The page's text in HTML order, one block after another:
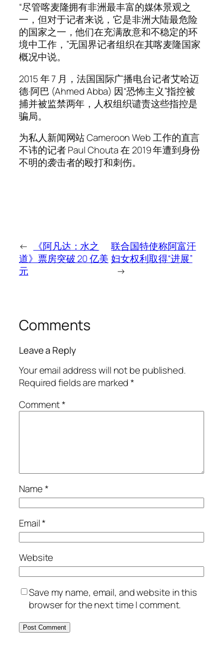
“尽管喀麦隆拥有非洲最丰富的媒体景观之
一，但对于记者来说，它是非洲大陆最危险
的国家之一，他们在充满敌意和不稳定的环
境中工作，”无国界记者组织在其喀麦隆国家
概况中说。
2015 年 7 月，法国国际广播电台记者艾哈迈
德·阿巴 (Ahmed Abba) 因“恐怖主义”指控被
捕并被监禁两年，人权组织谴责这些指控是
骗局。
为私人新闻网站 Cameroon Web 工作的直言
不讳的记者 Paul Chouta 在 2019 年遭到身份
不明的袭击者的殴打和刺伤。
←
《阿凡达：水之
道》票房突破 20 亿美
元
联合国特使称阿富汗
妇女权利取得“进展”
→
Comments
Leave a Reply
Your email address will not be published.
Required fields are marked*
Comment*
Name*
Email*
Website
Save my name, email, and website in this
browser for the next time I comment.